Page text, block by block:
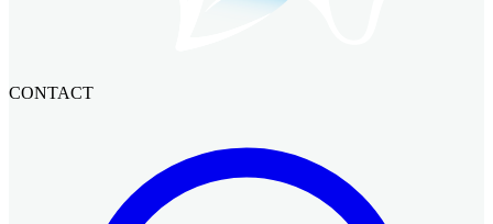
CONTACT